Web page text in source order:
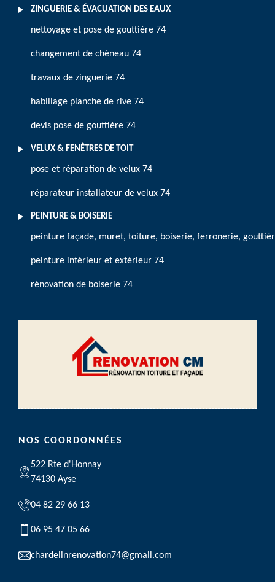
ZINGUERIE & ÉVACUATION DES EAUX
nettoyage et pose de gouttière 74
changement de chéneau 74
travaux de zinguerie 74
habillage planche de rive 74
devis pose de gouttière 74
VELUX & FENÊTRES DE TOIT
pose et réparation de velux 74
réparateur installateur de velux 74
PEINTURE & BOISERIE
peinture façade, muret, toiture, boiserie, ferronerie,
peinture intérieur et extérieur 74
rénovation de boiserie 74
NOS COORDONNÉES
522 Rte d'Honnay
74130 Ayse
04 82 29 66 13
06 95 47 05 66
chardelinrenovation74@gmail.com